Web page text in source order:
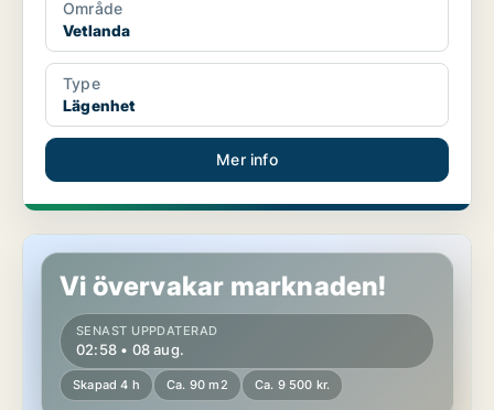
Område
Vetlanda
Type
Lägenhet
Mer info
Lägenhet i Vetlanda
Vi övervakar marknaden!
SENAST UPPDATERAD
02:58 • 08 aug.
Skapad 4 h Ca. 90 m2 Ca. 9 500 kr.